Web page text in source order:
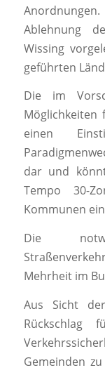
Ablehnung
Wissing
geführten
Die im
einen
dar und
Tempo 30-
Kommunen
Die
Mehrheit im
Aus Sicht
Rückschlag
Gemeinden